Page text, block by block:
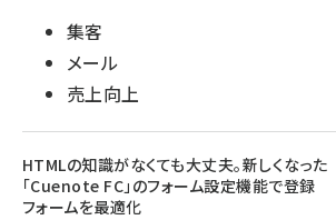
集客
メール
売上向上
HTMLの知識がなくても大丈夫。新しくなった
「Cuenote FC」のフォーム設定機能で登録
フォームを最適化